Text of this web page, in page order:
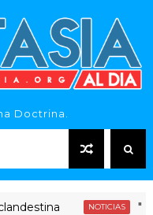
Doctrina.
NOTICIAS "Era